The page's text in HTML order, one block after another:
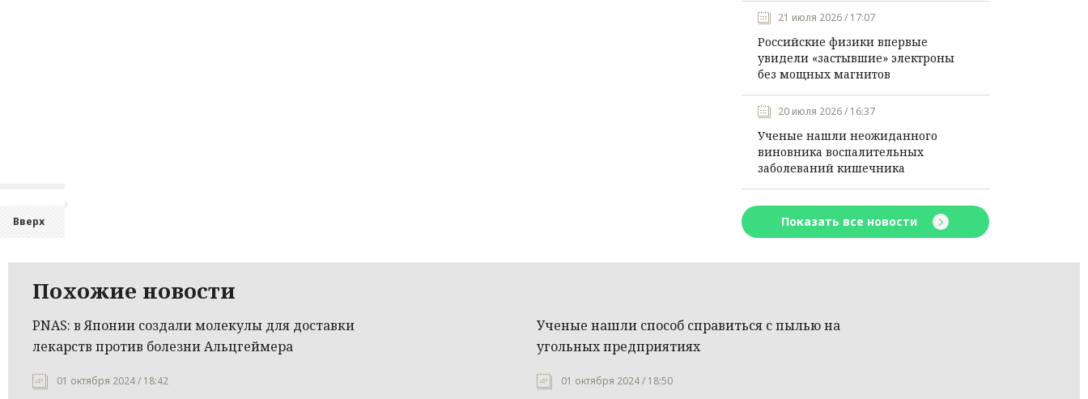
Вверх
21 июля 2026 / 17:07
Российские физики впервые
увидели «застывшие» электроны
без мощных магнитов
20 июля 2026 / 16:37
Ученые нашли неожиданного
виновника воспалительных
заболеваний кишечника
Показать все новости
Похожие новости
PNAS: в Японии создали молекулы для доставки
лекарств против болезни Альцгеймера
01 октября 2024 / 18:42
Ученые нашли способ справиться с пылью на
угольных предприятиях
01 октября 2024 / 18:50